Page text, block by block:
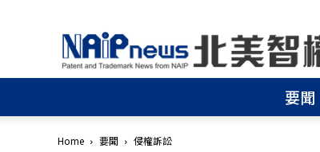
北
美
智
權
│
要聞
Home 要聞 侵權訴訟